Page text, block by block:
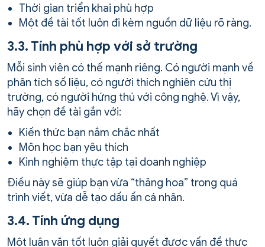
Thời gian triển khai phù hợp
Một đề tài tốt luôn đi kèm nguồn dữ liệu rõ ràng.
3.3. Tính phù hợp với sở trường
Mỗi sinh viên có thế mạnh riêng. Có người mạnh về
phân tích số liệu, có người thích nghiên cứu thị
trường, có người hứng thú với công nghệ. Vì vậy,
hãy chọn đề tài gắn với:
Kiến thức bạn nắm chắc nhất
Môn học bạn yêu thích
Kinh nghiệm thực tập tại doanh nghiệp
Điều này sẽ giúp bạn vừa “thăng hoa” trong quá
trình viết, vừa dễ tạo dấu ấn cá nhân.
3.4. Tính ứng dụng
Một luận văn tốt luôn giải quyết được vấn đề thực